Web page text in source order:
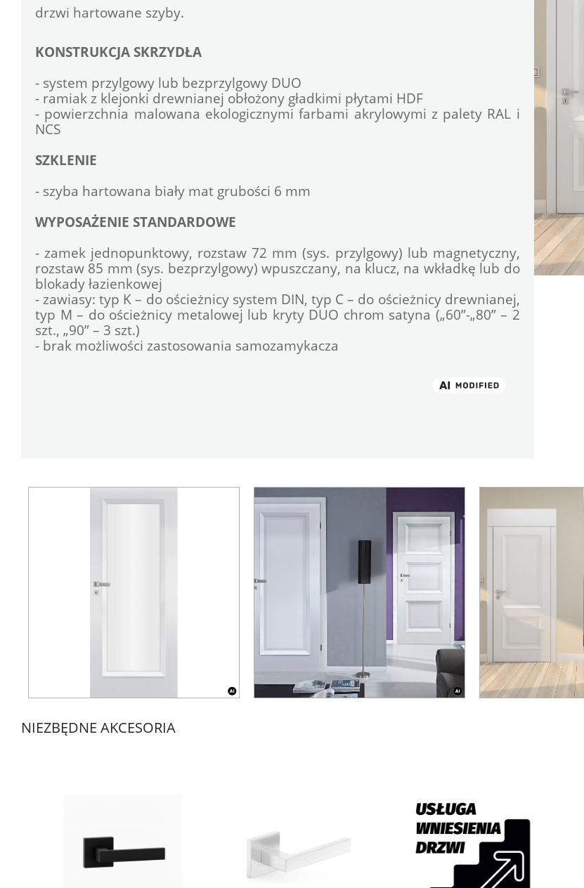
drzwi hartowane szyby.
KONSTRUKCJA SKRZYDŁA
- system przylgowy lub bezprzylgowy DUO
- ramiak z klejonki drewnianej obłożony gładkimi płytami HDF
- powierzchnia malowana ekologicznymi farbami akrylowymi z palety RAL i
NCS
SZKLENIE
- szyba hartowana biały mat grubości 6 mm
WYPOSAŻENIE STANDARDOWE
- zamek jednopunktowy, rozstaw 72 mm (sys. przylgowy) lub magnetyczny,
rozstaw 85 mm (sys. bezprzylgowy) wpuszczany, na klucz, na wkładkę lub do
blokady łazienkowej
- zawiasy: typ K – do ościeżnicy system DIN, typ C – do ościeżnicy drewnianej,
typ M – do ościeżnicy metalowej lub kryty DUO chrom satyna („60”-„80” – 2
szt., „90” – 3 szt.)
- brak możliwości zastosowania samozamykacza
NIEZBĘDNE AKCESORIA